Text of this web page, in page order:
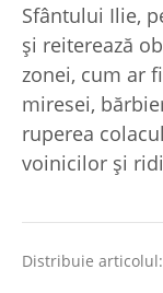
Sfântului Ilie,
şi reiterează
zonei, cum ar
miresei,
ruperea
voinicilor şi
Distribuie